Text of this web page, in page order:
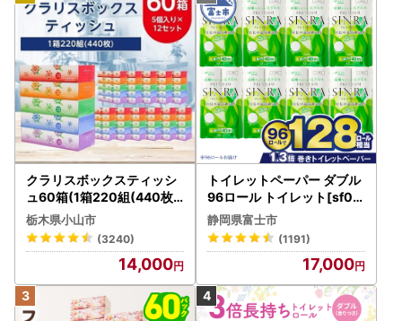
クラリスボックスティッシ
ュ60箱(1箱220組(440枚))
(5個入り×12セット)【配送
不可地域：離島・沖縄県】
【1256759】
栃木県小山市
(3240)
14,000
トイレットペーパー ダブル
96ロール トイレット[sf00
1-012]
静岡県富士市
(1191)
17,000